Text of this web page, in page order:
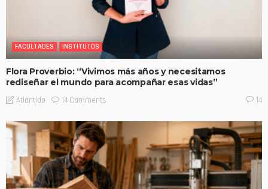
FACULTADES INSTITUTOS
Flora Proverbio: “Vivimos más años y necesitamos
rediseñar el mundo para acompañar esas vidas”
Atlántida 14 Comments 14